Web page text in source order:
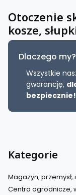
Otoczenie
kosze,
Dlaczego my?
Wszystkie
gwarancję,
bezpiecznie!
Kategorie
Magazyn, przemysł,
Centra ogrodnicze,